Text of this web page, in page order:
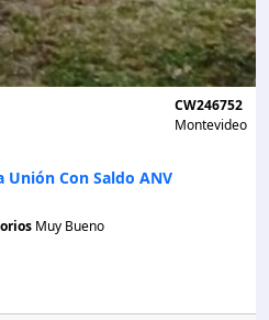
CW246752
Montevideo
Unión Con Saldo ANV
Muy Bueno